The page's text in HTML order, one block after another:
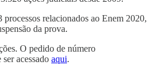
relacionados ao Enem 2020,
da prova.
O pedido de número
acessado aqui.